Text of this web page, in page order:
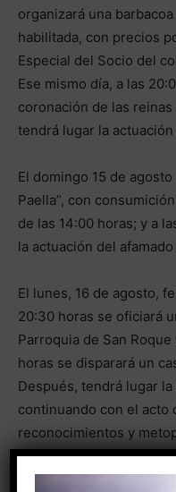
organizará una
habilitada, con precios
Especial del Socio del
Ese mismo día, a las
coronación de las
tendrá lugar la actuación
El domingo 15 de
Paella”, con
de las 14:00 horas; y a
la actuación del
El lunes, 16 de agosto,
20:30 horas se oficiará
Parroquia de San
horas se disparará un
Después, tendrá lugar la
continuando con el acto
reconocimientos y
comenzará la actuación
Jonathan Pons.